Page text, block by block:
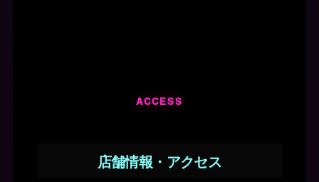
ACCESS
店舗情報・アクセス